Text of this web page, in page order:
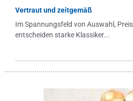
Vertraut und zeitgemäß
Im Spannungsfeld von Auswahl,
entscheiden starke Klassiker...